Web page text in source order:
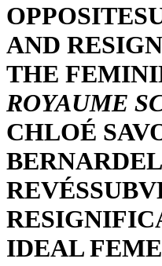
OPPOSITE
AND
THE
ROYAUME
CHLOÉ
BERNARD
REVÉS
IDEAL